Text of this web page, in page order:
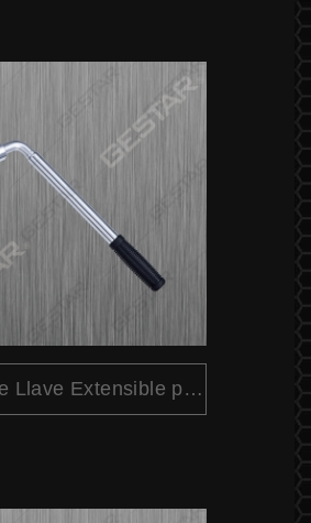
Juego de Llave Extensible para Rueda